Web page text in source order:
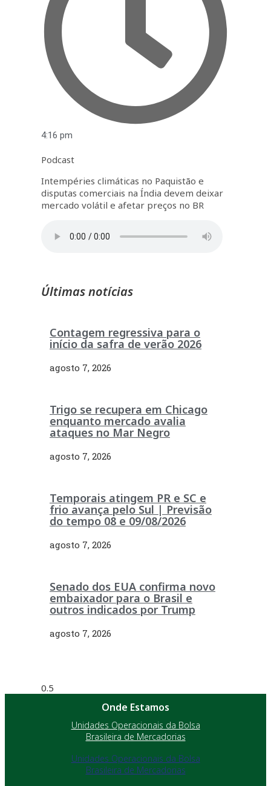
4:16 pm
Podcast
Intempéries climáticas no Paquistão e
disputas comerciais na Índia devem deixar
mercado volátil e afetar preços no BR
Últimas notícias
Contagem regressiva para o
início da safra de verão 2026
agosto 7, 2026
Trigo se recupera em Chicago
enquanto mercado avalia
ataques no Mar Negro
agosto 7, 2026
Temporais atingem PR e SC e
frio avança pelo Sul | Previsão
do tempo 08 e 09/08/2026
agosto 7, 2026
Senado dos EUA confirma novo
embaixador para o Brasil e
outros indicados por Trump
agosto 7, 2026
Onde Estamos
Unidades Operacionais da Bolsa
Brasileira de Mercadorias
Unidades Operacionais da Bolsa
Brasileira de Mercadorias